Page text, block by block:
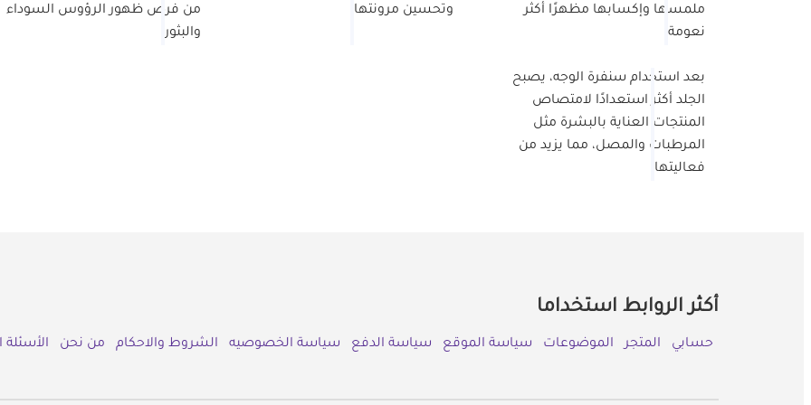
ملمسها وإكسابها مظهرًا أكثر
نعومة
وتحسين مرونتها
من فرص ظهور الرؤوس السوداء
والبثور
بعد استخدام سنفرة الوجه، يصبح
الجلد أكثر استعدادًا لامتصاص
المنتجات العناية بالبشرة مثل
المرطبات والمصل، مما يزيد من
فعاليتها
أكثر الروابط استخداما
حسابي المتجر الموضوعات سياسة الموقع سياسة الدفع سياسة الخصوصيه الشروط والاحكام من نحن